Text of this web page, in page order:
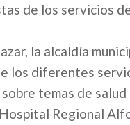
de los servicios
la alcaldía
los diferentes
temas de
Regional